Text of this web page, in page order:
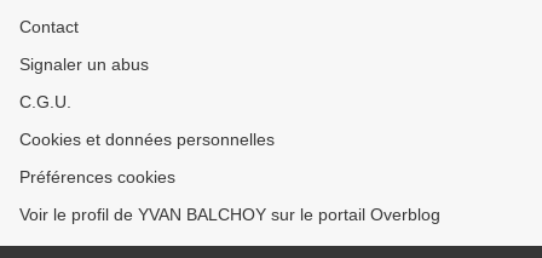
Contact
Signaler un abus
C.G.U.
Cookies et données personnelles
Préférences cookies
Voir le profil de YVAN BALCHOY sur le portail Overblog